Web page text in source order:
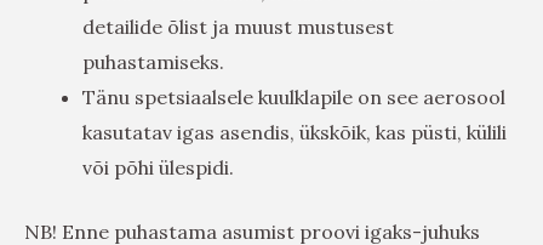
detailide õlist ja muust mustusest
puhastamiseks.
Tänu spetsiaalsele kuulklapile on see aerosool
kasutatav igas asendis, ükskõik, kas püsti, külili
või põhi ülespidi.
NB! Enne puhastama asumist proovi igaks-juhuks